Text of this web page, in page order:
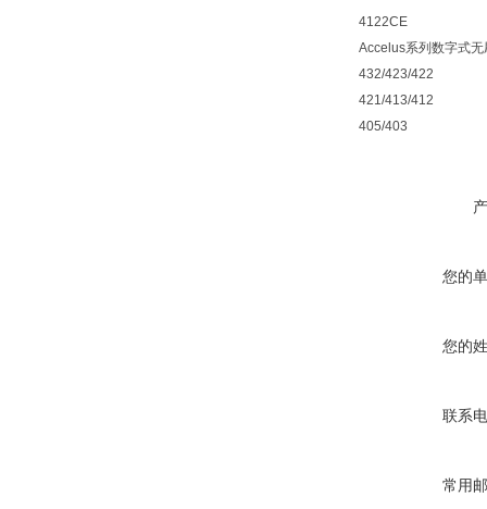
4122CE
Accelus系列数字式
432/423/422
421/413/412
405/403
您的
您的
联系
常用